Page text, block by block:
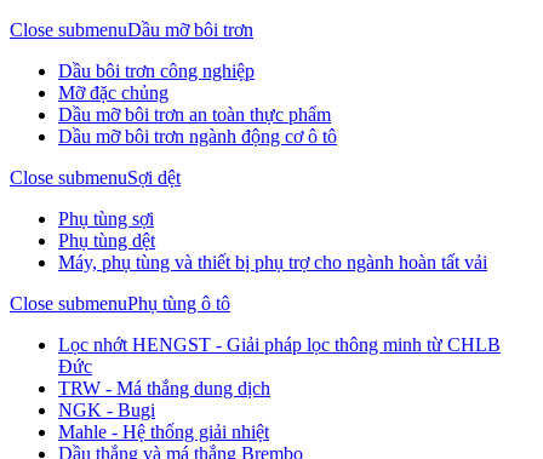
Close submenuDầu mỡ bôi trơn
Dầu bôi trơn công nghiệp
Mỡ đặc chủng
Dầu mỡ bôi trơn an toàn thực phẩm
Dầu mỡ bôi trơn ngành động cơ ô tô
Close submenuSợi dệt
Phụ tùng sợi
Phụ tùng dệt
Máy, phụ tùng và thiết bị phụ trợ cho ngành hoàn tất vải
Close submenuPhụ tùng ô tô
Lọc nhớt HENGST - Giải pháp lọc thông minh từ CHLB
Đức
TRW - Má thắng dung dịch
NGK - Bugi
Mahle - Hệ thống giải nhiệt
Dầu thắng và má thắng Brembo